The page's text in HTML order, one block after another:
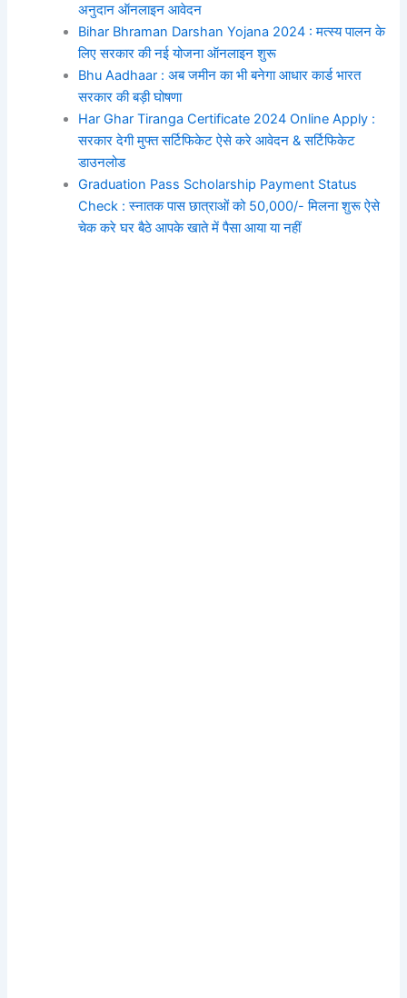
अनुदान ऑनलाइन आवेदन
Bihar Bhraman Darshan Yojana 2024 : मत्स्य पालन के
लिए सरकार की नई योजना ऑनलाइन शुरू
Bhu Aadhaar : अब जमीन का भी बनेगा आधार कार्ड भारत
सरकार की बड़ी घोषणा
Har Ghar Tiranga Certificate 2024 Online Apply :
सरकार देगी मुफ्त सर्टिफिकेट ऐसे करे आवेदन & सर्टिफिकेट
डाउनलोड
Graduation Pass Scholarship Payment Status
Check : स्नातक पास छात्राओं को 50,000/- मिलना शुरू ऐसे
चेक करे घर बैठे आपके खाते में पैसा आया या नहीं